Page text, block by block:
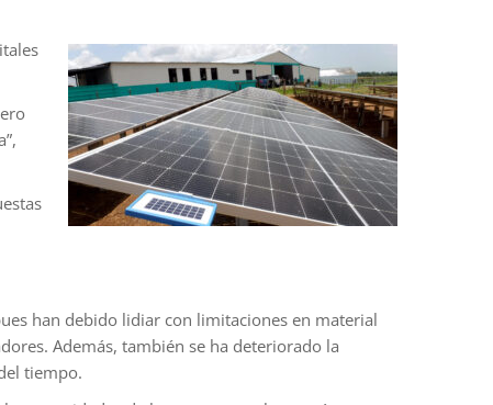
han debido lidiar con limitaciones en material
Además, también se ha deteriorado la
tiempo.